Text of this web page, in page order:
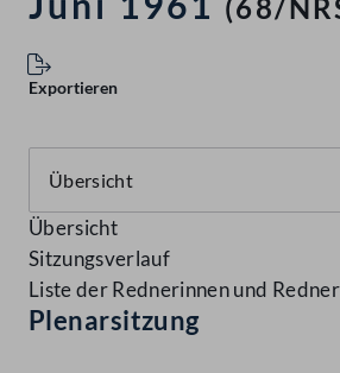
(68/
Exportieren
Übersicht
Sitzungsverlauf
Liste der Rednerinnen und Redner
Plenarsitzung